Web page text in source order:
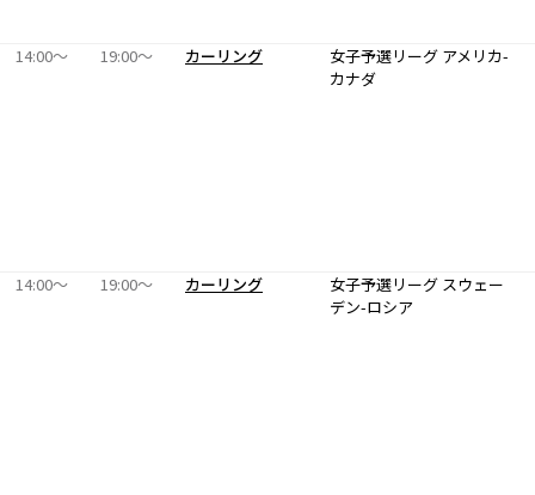
14:00〜 19:00〜 カーリング
女子予選リーグ アメリカ-
カナダ
14:00〜 19:00〜 カーリング
女子予選リーグ スウェー
デン-ロシア